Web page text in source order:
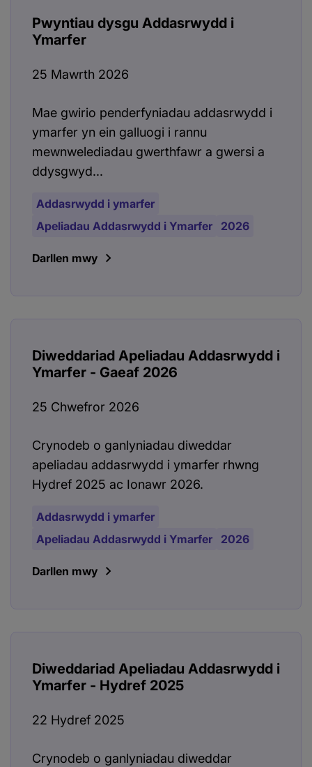
Pwyntiau dysgu Addasrwydd i
Ymarfer
25 Mawrth 2026
Mae gwirio penderfyniadau addasrwydd i
ymarfer yn ein galluogi i rannu
mewnwelediadau gwerthfawr a gwersi a
ddysgwyd...
Addasrwydd i ymarfer
Apeliadau Addasrwydd i Ymarfer
2026
Darllen mwy
Diweddariad Apeliadau Addasrwydd i
Ymarfer - Gaeaf 2026
25 Chwefror 2026
Crynodeb o ganlyniadau diweddar
apeliadau addasrwydd i ymarfer rhwng
Hydref 2025 ac Ionawr 2026.
Addasrwydd i ymarfer
Apeliadau Addasrwydd i Ymarfer
2026
Darllen mwy
Diweddariad Apeliadau Addasrwydd i
Ymarfer - Hydref 2025
22 Hydref 2025
Crynodeb o ganlyniadau diweddar